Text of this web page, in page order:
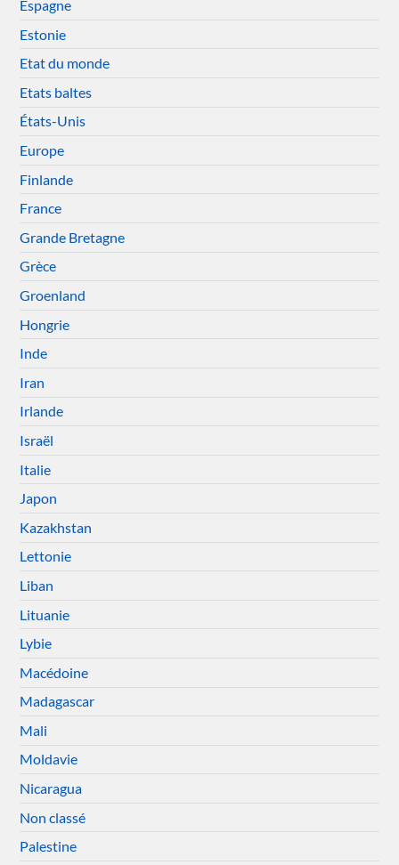
Espagne
Estonie
Etat du monde
Etats baltes
États-Unis
Europe
Finlande
France
Grande Bretagne
Grèce
Groenland
Hongrie
Inde
Iran
Irlande
Israël
Italie
Japon
Kazakhstan
Lettonie
Liban
Lituanie
Lybie
Macédoine
Madagascar
Mali
Moldavie
Nicaragua
Non classé
Palestine